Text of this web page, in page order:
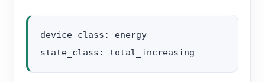
device_class: energy